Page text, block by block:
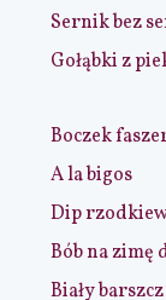
Sernik bez
Gołąbki z
Boczek
A la bigos
Dip
Bób na zimę
Biały